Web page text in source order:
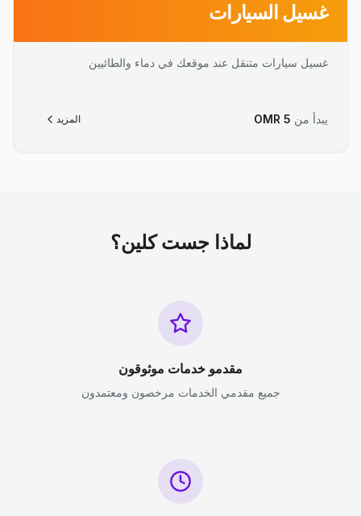
غسيل السيارات
غسيل سيارات متنقل عند موقعك في دماء والطائيين
يبدأ من OMR 5 المزيد
لماذا جست كلين؟
مقدمو خدمات موثوقون
جميع مقدمي الخدمات مرخصون ومعتمدون